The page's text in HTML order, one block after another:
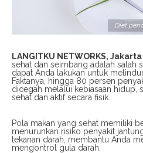
Diet
LANGITKU NETWORKS, Jakarta
sehat dan seimbang adalah salah
dapat Anda lakukan untuk
Faktanya, hingga 80 persen
dicegah melalui kebiasaan hidup,
sehat dan aktif secara fisik.
Pola makan yang sehat memiliki
menurunkan risiko penyakit
tekanan darah, membantu Anda
mengontrol gula darah.